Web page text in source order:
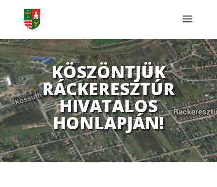
KÖSZÖNTJÜK
RÁCKERESZTÚR
HIVATALOS
HONLAPJÁN!